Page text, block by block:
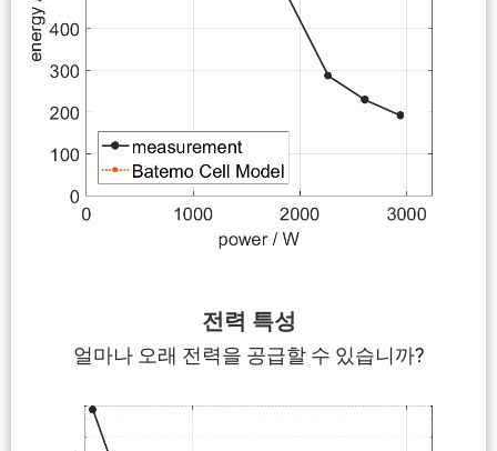
전력 특성
얼마나 오래 전력을 공급할 수 있습니까?